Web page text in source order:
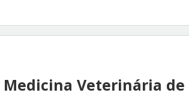
Veterinária de